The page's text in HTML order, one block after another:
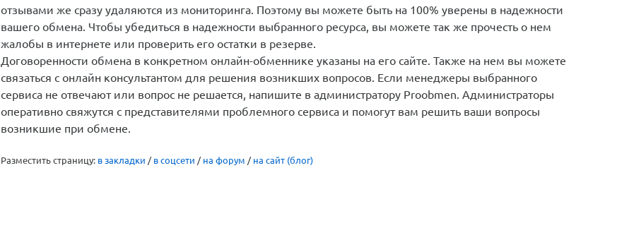
отзывами же сразу удаляются из мониторинга. Поэтому вы можете быть на 100% уверены в надежности
вашего обмена. Чтобы убедиться в надежности выбранного ресурса, вы можете так же прочесть о нем
жалобы в интернете или проверить его остатки в резерве.
Договоренности обмена в конкретном онлайн-обменнике указаны на его сайте. Также на нем вы можете
связаться с онлайн консультантом для решения возникших вопросов. Если менеджеры выбранного
сервиса не отвечают или вопрос не решается, напишите в администратору Proobmen. Администраторы
оперативно свяжутся с представителями проблемного сервиса и помогут вам решить ваши вопросы
возникшие при обмене.
Разместить страницу: в закладки / в соцсети / на форум / на сайт (блог)